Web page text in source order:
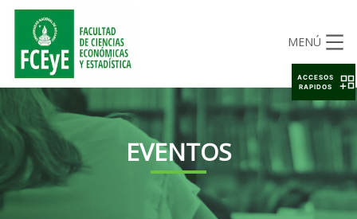
MENÚ
EVENTOS
ACCESOS
RAPIDOS